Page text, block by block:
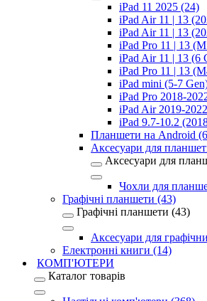
iPad 11 2025 (24)
iPad Air 11 | 13
iPad Air 11 | 13
iPad Pro 11 | 13
iPad Air 11 | 13 (6
iPad Pro 11 | 13
iPad mini (5-7
iPad Pro 2018-
iPad Air 2019-
iPad 9.7-10.2
Планшети на Android
Аксесуари для
Аксесуари для
Чохли для
Графічні планшети (43)
Графічні планшети (43)
Аксесуари для
Електронні книги (14)
КОМП'ЮТЕРИ
Каталог товарів